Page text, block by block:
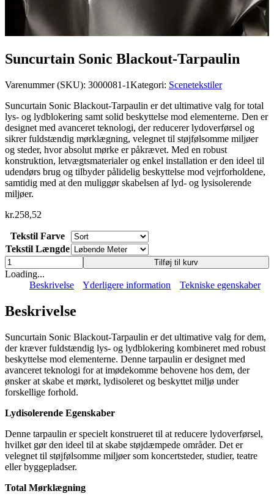
Suncurtain Sonic Blackout-Tarpaulin
Varenummer (SKU): 3000081-1Kategori: Scenetekstiler
Suncurtain Sonic Blackout-Tarpaulin er det ultimative valg for total
lys- og lydblokering samt solid beskyttelse mod elementerne. Den er
designet med avanceret teknologi, der reducerer lydoverførsel og
sikrer fuldstændig mørklægning, velegnet til støjfølsomme miljøer
og steder, hvor absolut mørke er påkrævet. Med en robust
konstruktion, letvægtsmaterialer og enkel installation er den ideel til
udendørs brug og tilbyder pålidelig beskyttelse mod vejrforholdene,
samtidig med at den muliggør skabelsen af lyd- og lysisolerende
miljøer.
kr.258,52
Tekstil Farve
Tekstil Længde
Suncurtain
Sonic
Blackout-
antal
Tilføj til kurv
Loading...
Beskrivelse
Yderligere information Tekniske egenskaber
Beskrivelse
Suncurtain Sonic Blackout-Tarpaulin er det ultimative valg for dem,
der kræver fuldstændig lys- og lydblokering kombineret med robust
beskyttelse mod elementerne. Denne tarpaulin er designet med
avanceret teknologi for at imødekomme behovene hos dem, der
ønsker at skabe et mørkt, lydisoleret og beskyttet miljø under
forskellige forhold.
Lydisolerende Egenskaber
Denne tarpaulin er specielt konstrueret til at reducere lydoverførsel,
hvilket gør den ideel til at skabe støjdæmpede områder. Det er
velegnet til støjfølsomme miljøer som koncertsteder, studier, teatre
eller byggepladser.
Total Mørklægning